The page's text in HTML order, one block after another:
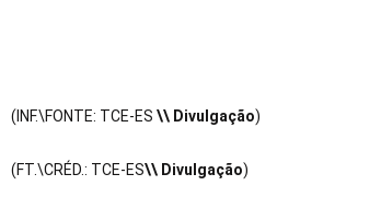
(INF.\FONTE: TCE-ES \\ Divulgação)
(FT.\CRÉD.: TCE-ES\\ Divulgação)